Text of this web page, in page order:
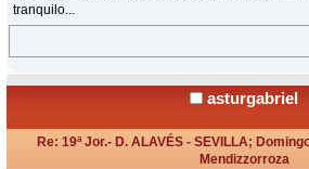
tranquilo...
asturgabriel
Re: 19ª Jor.- D. ALAVÉS - SEVILLA;
Mendizzorroza